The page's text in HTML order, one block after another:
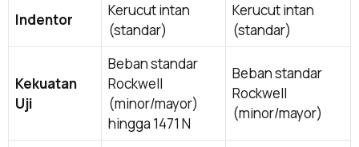
Indentor
Kerucut intan
(standar)
Kerucut intan
(standar)
Kekuatan
Uji
Beban standar
Rockwell
(minor/mayor)
hingga 1471 N
Beban standar
Rockwell
(minor/mayor)